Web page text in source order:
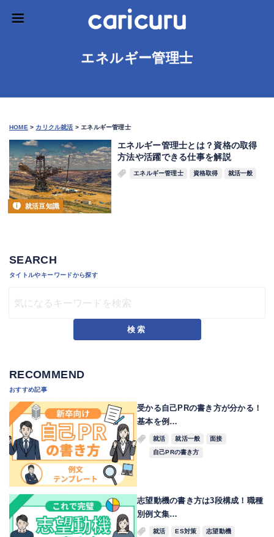
エネルギー管理士
HOME > カリクル就活 > エネルギー管理士
就活豆知識
エネルギー管理士とは？資格の取得
方法や活躍できる仕事を解説
エネルギー管理士 資格取得 就活一般
SEARCH
タイトルやキーワードから探す
検索
RECOMMEND
おすすめ記事
受かる自己PRの書き方が分かる！
基本を例…
就活 就活一般
面接
自己PRの書き方
志望動機の書き方は3段構成！職種
別例文集…
就活 ES対策
志望動機